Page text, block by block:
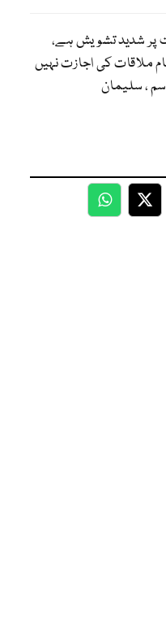
پر شدید تشویش ہے،
ملاقات کی اجازت نہیں
، سلیمان